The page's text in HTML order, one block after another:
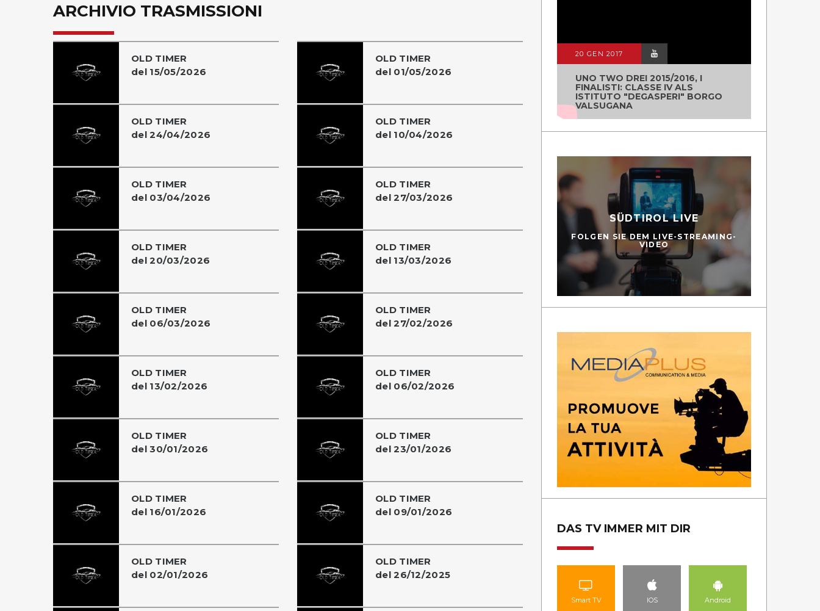
ARCHIVIO TRASMISSIONI
OLD TIMER
del 15/05/2026
OLD TIMER
del 01/05/2026
OLD TIMER
del 24/04/2026
OLD TIMER
del 10/04/2026
OLD TIMER
del 03/04/2026
OLD TIMER
del 27/03/2026
OLD TIMER
del 20/03/2026
OLD TIMER
del 13/03/2026
OLD TIMER
del 06/03/2026
OLD TIMER
del 27/02/2026
OLD TIMER
del 13/02/2026
OLD TIMER
del 06/02/2026
OLD TIMER
del 30/01/2026
OLD TIMER
del 23/01/2026
OLD TIMER
del 16/01/2026
OLD TIMER
del 09/01/2026
OLD TIMER
del 02/01/2026
OLD TIMER
del 26/12/2025
20 GEN 2017
UNO TWO DREI 2015/2016, I
FINALISTI: CLASSE IV ALS
ISTITUTO "DEGASPERI" BORGO
VALSUGANA
SÜDTIROL LIVE
FOLGEN SIE DEM LIVE-STREAMING-
VIDEO
DAS TV IMMER MIT DIR
Smart TV IOS Android